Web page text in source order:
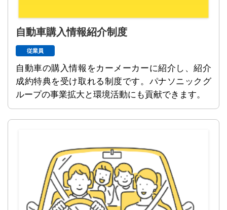
自動車購入情報紹介制度
従業員
自動車の購入情報をカーメーカーに紹介し、紹介
成約特典を受け取れる制度です。パナソニックグ
ループの事業拡大と環境活動にも貢献できます。